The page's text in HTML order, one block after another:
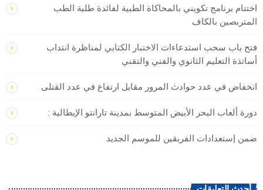
اختتام برنامج تكويني بالمحاكاة الطبية لفائدة طلبة الطب
المتربصين بالكاف
فتح باب سحب استدعاءات الاختبار الكتابي لمناظرة انتداب
أساتذة التعليم الثانوي والفني والتقني
انخفاض في عدد حوادث المرور مقابل ارتفاع في عدد القتلى
دورة ألعاب البحر الأبيض المتوسط بمدينة تارانتو الإيطالية :
ضمن إستعدادات الفريقين للموسم الجديد